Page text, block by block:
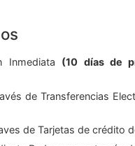
Inmediata (10 días de
de Transferencias
de Tarjetas de crédito